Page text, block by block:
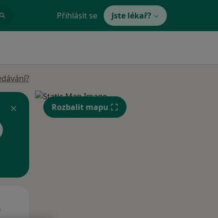
Přihlásit se Jste lékař?
Rozbalit mapu